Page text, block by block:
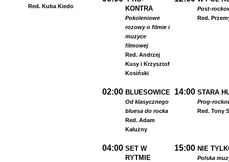
Red. Kuba Kiedo
KONTRA
Pokoleniowe
rozowy o filmie i
muzyce
filmowej
Red. Andrzej
Kusy i Krzysztof
Kosiński
Post-
Red.
02:00 BLUESOWICE
Od klasycznego
bluesa do rocka
Red. Adam
Kałużny
14:00 STARA
Prog-
Red. Tony
04:00 SET W
RYTMIE
15:00 NIE
Polska